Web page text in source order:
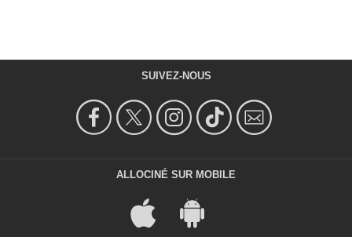
SUIVEZ-NOUS
ALLOCINÉ SUR MOBILE